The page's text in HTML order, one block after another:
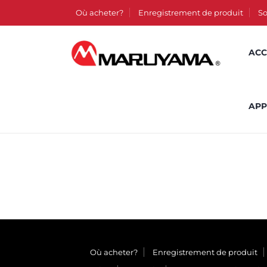
Où acheter? Enregistrement de produit
Où acheter?
Enregistrement de produit